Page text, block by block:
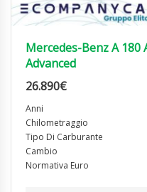
Mercedes-Benz A
Advanced
26.890€
Anni
Chilometraggio
Tipo Di Carburante
Cambio
Normativa Euro